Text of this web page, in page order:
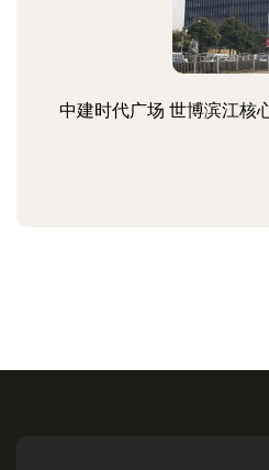
中建时代广场 世博滨江核